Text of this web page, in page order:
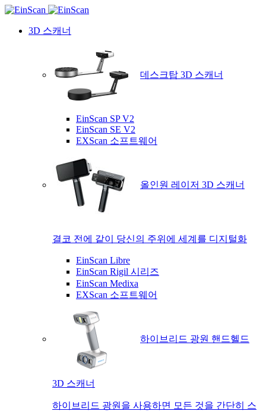
3D 스캐너
데스크탑 3D 스캐너
EinScan SP V2
EinScan SE V2
EXScan 소프트웨어
올인원 레이저 3D 스캐너
결코 전에 같이 당신의 주위에 세계를 디지털화
EinScan Libre
EinScan Rigil 시리즈
EinScan Medixa
EXScan 소프트웨어
하이브리드 광원 핸드헬드
3D 스캐너
하이브리드 광원을 사용하면 모든 것을 간단히 스